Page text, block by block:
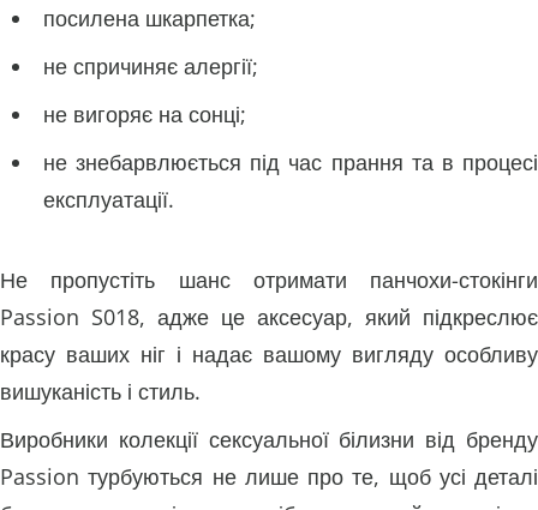
посилена шкарпетка;
не спричиняє алергії;
не вигоряє на сонці;
не знебарвлюється під час прання та в процесі
експлуатації.
Не пропустіть шанс отримати панчохи-стокінги
Passion S018, адже це аксесуар, який підкреслює
красу ваших ніг і надає вашому вигляду особливу
вишуканість і стиль.
Виробники колекції сексуальної білизни від бренду
Passion турбуються не лише про те, щоб усі деталі